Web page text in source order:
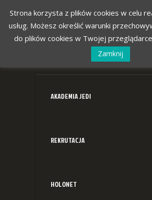
AKADEMIA JEDI
REKRUTACJA
HOLONET
Strona korzysta z plików cookies w celu
usług. Możesz określić warunki
do plików cookies w Twojej
Zamknij